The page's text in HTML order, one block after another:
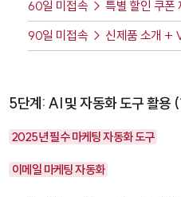
60일 미접속 → 특별 할인 쿠폰
90일 미접속 → 신제품 소개 +
5단계: AI 및 자동화 도구 활용
2025년 필수 마케팅 자동화 도구
이메일 마케팅 자동화